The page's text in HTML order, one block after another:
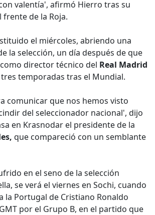
valentía', afirmó Hierro tras su
de la Roja.
el miércoles, abriendo una
la selección, un día después de que
director técnico del Real Madrid
temporadas tras el Mundial.
comunicar que nos hemos visto
del seleccionador nacional', dijo
en Krasnodar el presidente de la
que compareció con un semblante
en el seno de la selección
se verá el viernes en Sochi, cuando
la Portugal de Cristiano Ronaldo
por el Grupo B, en el partido que